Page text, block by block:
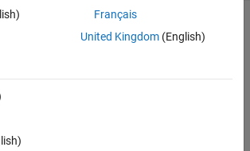
Français
United Kingdom(English)